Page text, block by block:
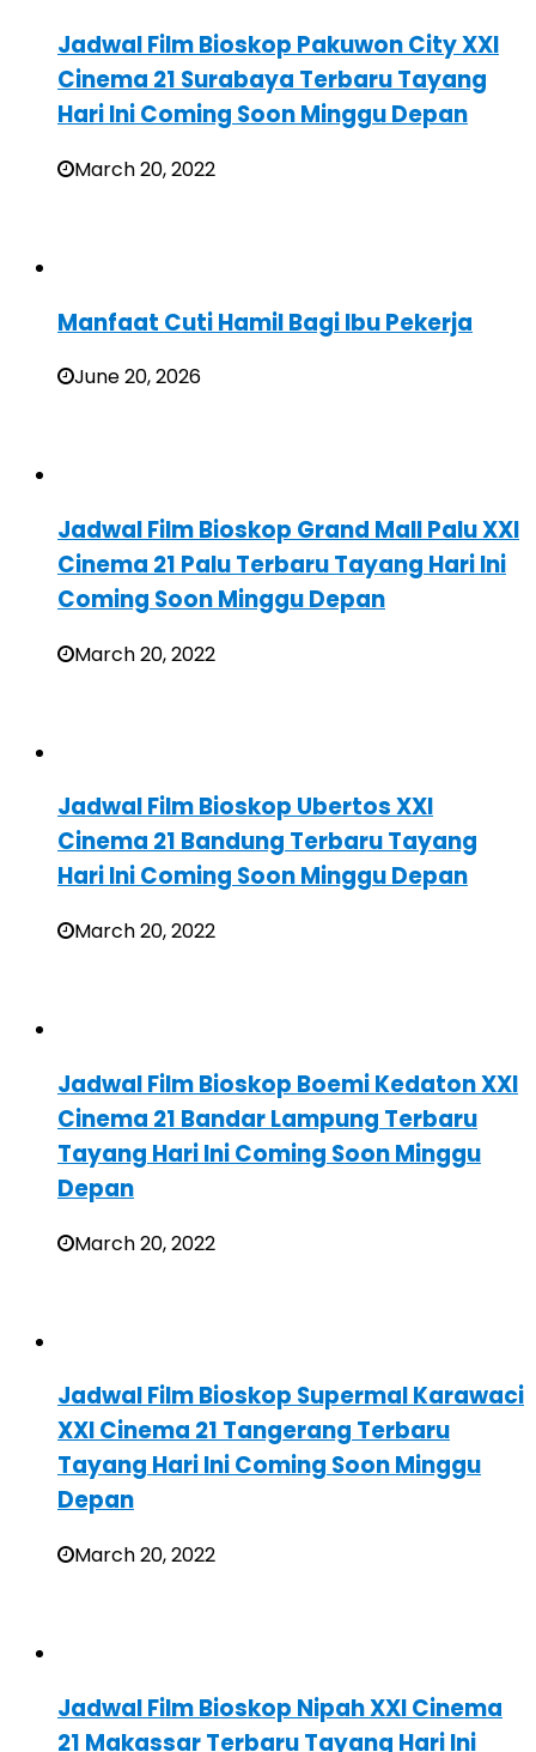
Jadwal Film Bioskop Pakuwon City XXI
Cinema 21 Surabaya Terbaru Tayang
Hari Ini Coming Soon Minggu Depan
March 20, 2022
Manfaat Cuti Hamil Bagi Ibu Pekerja
June 20, 2026
Jadwal Film Bioskop Grand Mall Palu XXI
Cinema 21 Palu Terbaru Tayang Hari Ini
Coming Soon Minggu Depan
March 20, 2022
Jadwal Film Bioskop Ubertos XXI
Cinema 21 Bandung Terbaru Tayang
Hari Ini Coming Soon Minggu Depan
March 20, 2022
Jadwal Film Bioskop Boemi Kedaton XXI
Cinema 21 Bandar Lampung Terbaru
Tayang Hari Ini Coming Soon Minggu
Depan
March 20, 2022
Jadwal Film Bioskop Supermal Karawaci
XXI Cinema 21 Tangerang Terbaru
Tayang Hari Ini Coming Soon Minggu
Depan
March 20, 2022
Jadwal Film Bioskop Nipah XXI Cinema
21 Makassar Terbaru Tayang Hari Ini